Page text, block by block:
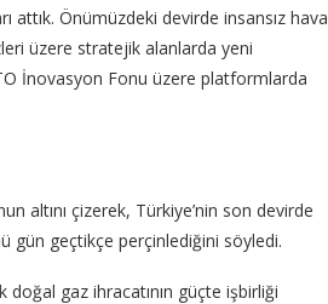
Önümüzdeki devirde insansız hava
üzere stratejik alanlarda yeni
İnovasyon Fonu üzere platformlarda
altını çizerek, Türkiye’nin son devirde
gün geçtikçe perçinlediğini söyledi.
doğal gaz ihracatının güçte işbirliği